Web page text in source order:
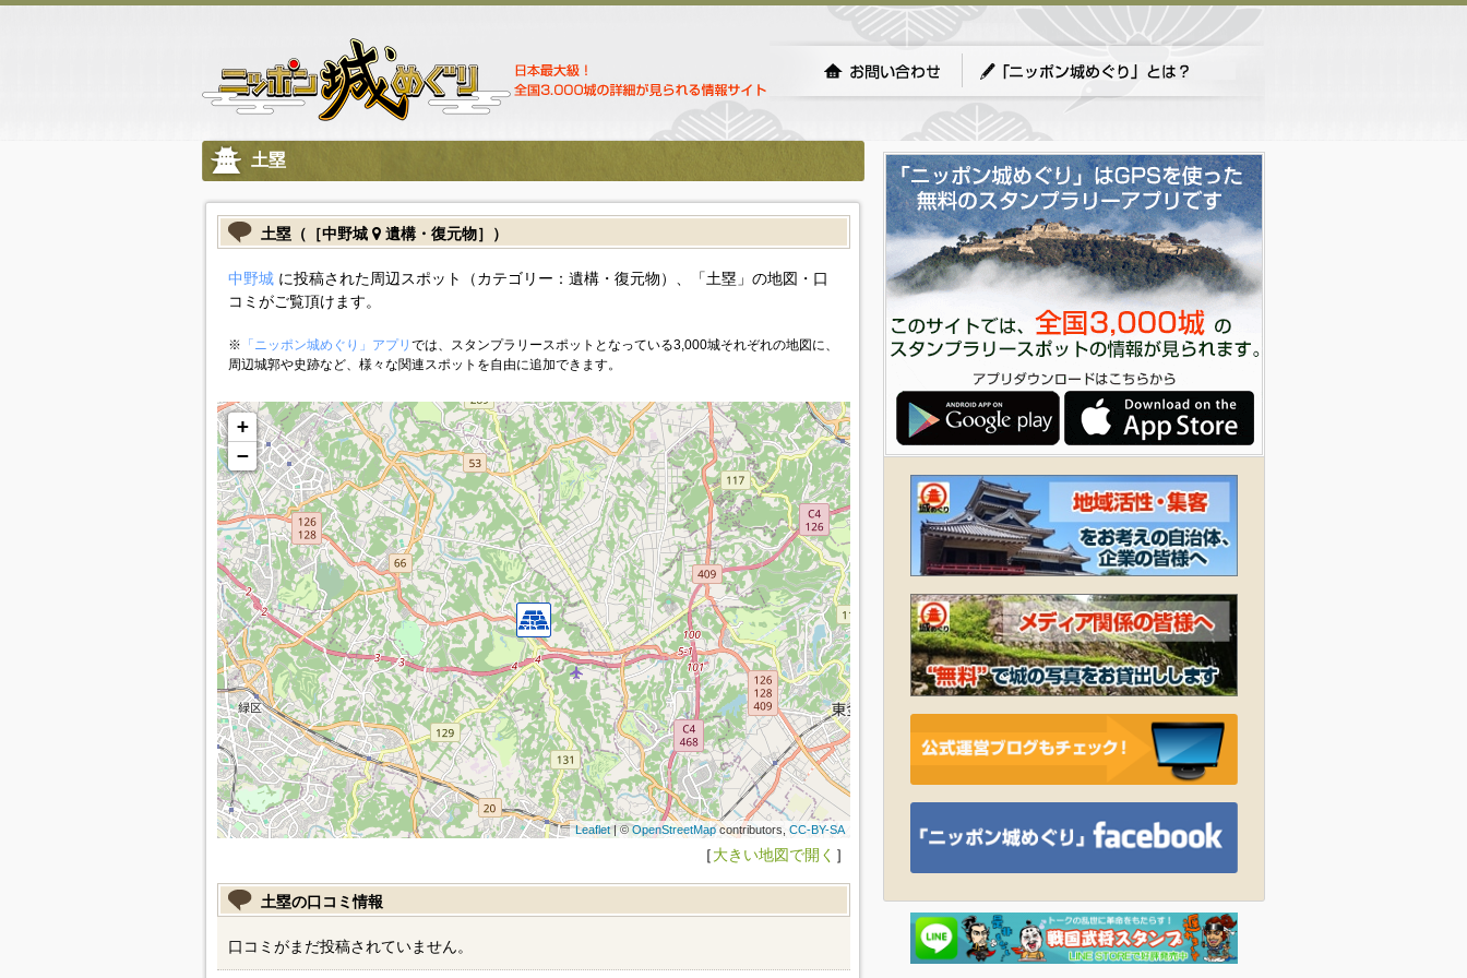
土塁
土塁（［中野城 遺構・復元物］）
中野城に投稿された周辺スポット（カテゴリー：遺構・復元物）、「土塁」の地図・口
コミがご覧頂けます。
※ 「ニッポン城めぐり」アプリ では、スタンプラリースポットとなっている3,000城それぞれの地図に、
周辺城郭や史跡など、様々な関連スポットを自由に追加できます。
+
−
Leaflet| ©OpenStreetMapcontributors, CC-BY-SA
［大きい地図で開く ］
土塁の口コミ情報
口コミがまだ投稿されていません。